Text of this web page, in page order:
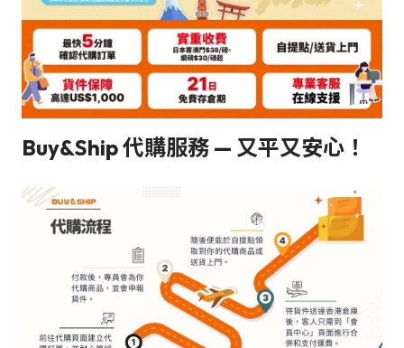
Buy&Ship 代購服務 — 又平又安心！